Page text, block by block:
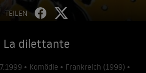
TEILEN
La dilettante
• Komödie • Frankreich (1999) •